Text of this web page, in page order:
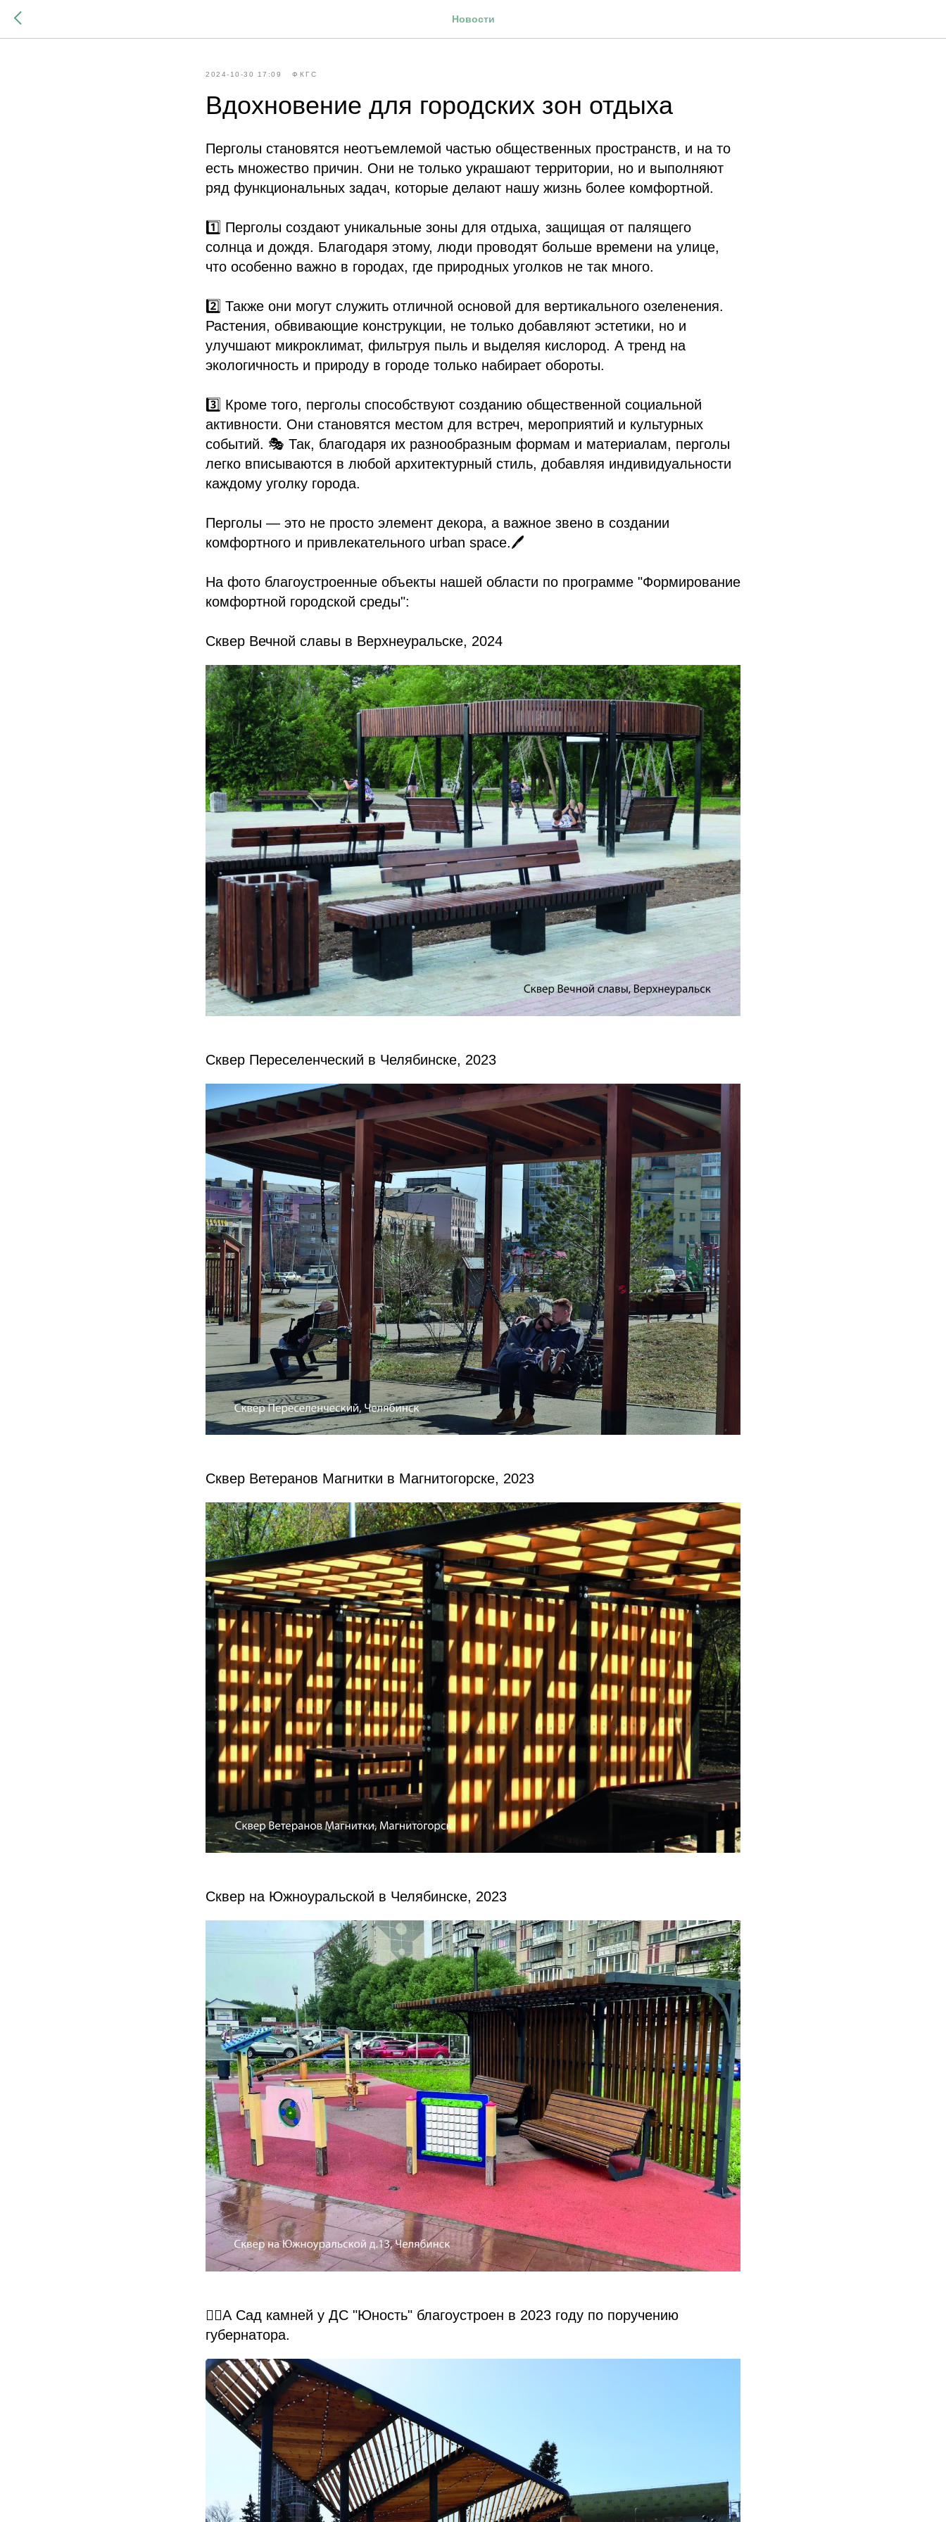
Новости
2024-10-30 17:09 ФКГС
Вдохновение для городских зон отдыха
Перголы становятся неотъемлемой частью общественных пространств, и на то
есть множество причин. Они не только украшают территории, но и выполняют
ряд функциональных задач, которые делают нашу жизнь более комфортной.
1️⃣ Перголы создают уникальные зоны для отдыха, защищая от палящего
солнца и дождя. Благодаря этому, люди проводят больше времени на улице,
что особенно важно в городах, где природных уголков не так много.
2️⃣ Также они могут служить отличной основой для вертикального озеленения.
Растения, обвивающие конструкции, не только добавляют эстетики, но и
улучшают микроклимат, фильтруя пыль и выделяя кислород. А тренд на
экологичность и природу в городе только набирает обороты.
3️⃣ Кроме того, перголы способствуют созданию общественной социальной
активности. Они становятся местом для встреч, мероприятий и культурных
событий. 🎭 Так, благодаря их разнообразным формам и материалам, перголы
легко вписываются в любой архитектурный стиль, добавляя индивидуальности
каждому уголку города.
Перголы — это не просто элемент декора, а важное звено в создании
комфортного и привлекательного urban space.🖊
На фото благоустроенные объекты нашей области по программе "Формирование
комфортной городской среды":
Сквер Вечной славы в Верхнеуральске, 2024
Сквер Переселенческий в Челябинске, 2023
Сквер Ветеранов Магнитки в Магнитогорске, 2023
Сквер на Южноуральской в Челябинске, 2023
👉🏻А Сад камней у ДС "Юность" благоустроен в 2023 году по поручению
губернатора.